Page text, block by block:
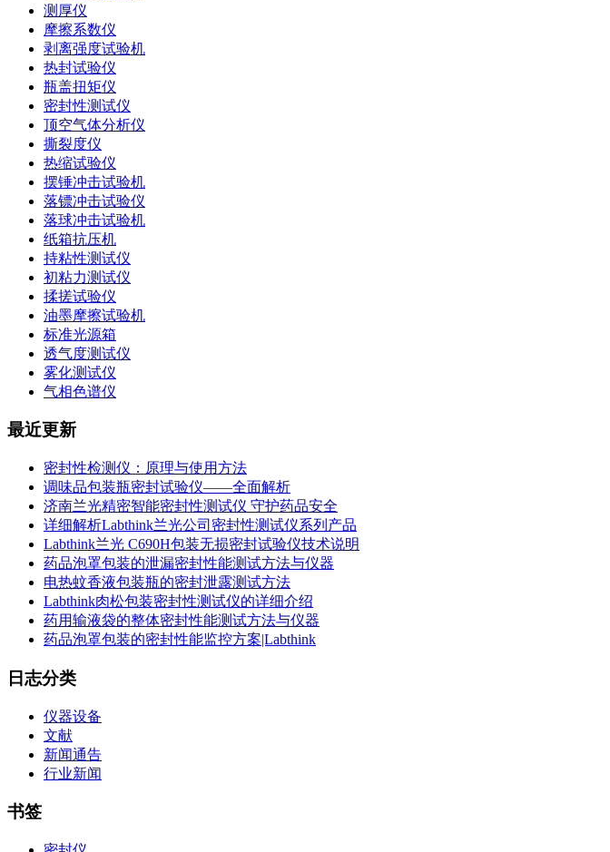
测厚仪
摩擦系数仪
剥离强度试验机
热封试验仪
瓶盖扭矩仪
密封性测试仪
顶空气体分析仪
撕裂度仪
热缩试验仪
摆锤冲击试验机
落镖冲击试验仪
落球冲击试验机
纸箱抗压机
持粘性测试仪
初粘力测试仪
揉搓试验仪
油墨摩擦试验机
标准光源箱
透气度测试仪
雾化测试仪
气相色谱仪
最近更新
密封性检测仪：原理与使用方法
调味品包装瓶密封试验仪——全面解析
济南兰光精密智能密封性测试仪 守护药品安全
详细解析Labthink兰光公司密封性测试仪系列产品
Labthink兰光 C690H包装无损密封试验仪技术说明
药品泡罩包装的泄漏密封性能测试方法与仪器
电热蚊香液包装瓶的密封泄露测试方法
Labthink肉松包装密封性测试仪的详细介绍
药用输液袋的整体密封性能测试方法与仪器
药品泡罩包装的密封性能监控方案|Labthink
日志分类
仪器设备
文献
新闻通告
行业新闻
书签